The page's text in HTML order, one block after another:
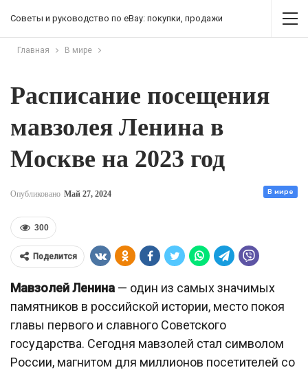
Советы и руководство по eBay: покупки, продажи
Главная В мире
Расписание посещения
мавзолея Ленина в
Москве на 2023 год
В мире
Опубликовано Май 27, 2024
300
Поделится
Мавзолей Ленина — один из самых значимых
памятников в российской истории, место покоя
главы первого и славного Советского
государства. Сегодня мавзолей стал символом
России, магнитом для миллионов посетителей со